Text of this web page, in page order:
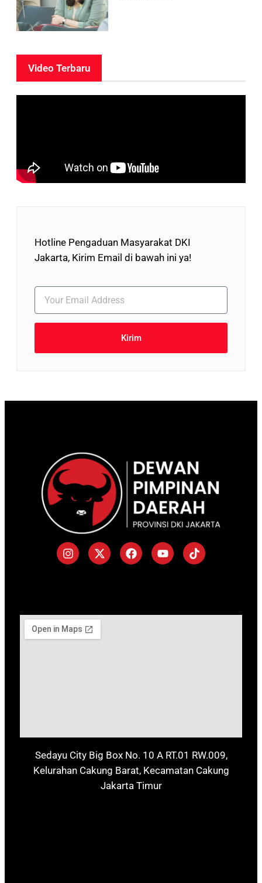
Video Terbaru
Hotline Pengaduan Masyarakat DKI
Jakarta, Kirim Email di bawah ini ya!
Kirim
Sedayu City Big Box No. 10 A RT.01 RW.009,
Kelurahan Cakung Barat, Kecamatan Cakung
Jakarta Timur